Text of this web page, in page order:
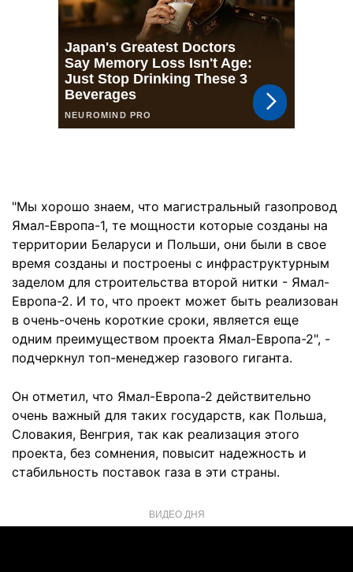
"Мы хорошо знаем, что магистральный газопровод
Ямал-Европа-1, те мощности которые созданы на
территории Беларуси и Польши, они были в свое
время созданы и построены с инфраструктурным
заделом для строительства второй нитки - Ямал-
Европа-2. И то, что проект может быть реализован
в очень-очень короткие сроки, является еще
одним преимуществом проекта Ямал-Европа-2", -
подчеркнул топ-менеджер газового гиганта.
Он отметил, что Ямал-Европа-2 действительно
очень важный для таких государств, как Польша,
Словакия, Венгрия, так как реализация этого
проекта, без сомнения, повысит надежность и
стабильность поставок газа в эти страны.
ВИДЕО ДНЯ